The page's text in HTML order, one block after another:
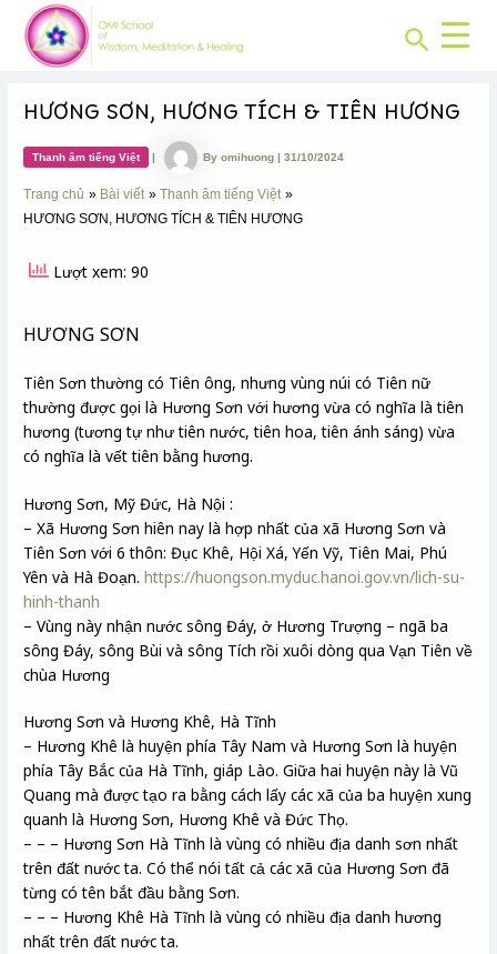
content
Search
HƯƠNG SƠN, HƯƠNG TÍCH & TIÊN HƯƠNG
Thanh âm tiếng Việt | Byomihuong|31/10/2024
Trang chủ Bài viết
Thanh âm tiếng Việt
HƯƠNG SƠN, HƯƠNG TÍCH & TIÊN HƯƠNG
Lượt xem: 90
HƯƠNG SƠN
Tiên Sơn thường có Tiên ông, nhưng vùng núi có Tiên nữ
thường được gọi là Hương Sơn với hương vừa có nghĩa là tiên
hương (tương tự như tiên nước, tiên hoa, tiên ánh sáng) vừa
có nghĩa là vết tiên bằng hương.
Hương Sơn, Mỹ Đức, Hà Nội :
– Xã Hương Sơn hiên nay là hợp nhất của xã Hương Sơn và
Tiên Sơn với 6 thôn: Đục Khê, Hội Xá, Yến Vỹ, Tiên Mai, Phú
Yên và Hà Đoạn.https://huongson.myduc.hanoi.gov.vn/lich-su-
hinh-thanh
– Vùng này nhận nước sông Đáy, ở Hương Trượng – ngã ba
sông Đáy, sông Bùi và sông Tích rồi xuôi dòng qua Vạn Tiên về
chùa Hương
Hương Sơn và Hương Khê, Hà Tĩnh
– Hương Khê là huyện phía Tây Nam và Hương Sơn là huyện
phía Tây Bắc của Hà Tĩnh, giáp Lào. Giữa hai huyện này là Vũ
Quang mà được tạo ra bằng cách lấy các xã của ba huyện xung
quanh là Hương Sơn, Hương Khê và Đức Thọ.
– – – Hương Sơn Hà Tĩnh là vùng có nhiều địa danh sơn nhất
trên đất nước ta. Có thể nói tất cả các xã của Hương Sơn đã
từng có tên bắt đầu bằng Sơn.
– – – Hương Khê Hà Tĩnh là vùng có nhiều địa danh hương
nhất trên đất nước ta.
Post
navigation
CHUYÊN
MỤC: